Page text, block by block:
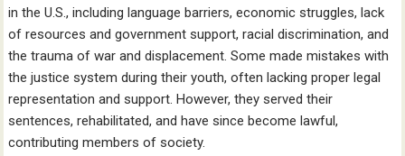
in the U.S., including language barriers, economic struggles, lack
of resources and government support, racial discrimination, and
the trauma of war and displacement. Some made mistakes with
the justice system during their youth, often lacking proper legal
representation and support. However, they served their
sentences, rehabilitated, and have since become lawful,
contributing members of society.